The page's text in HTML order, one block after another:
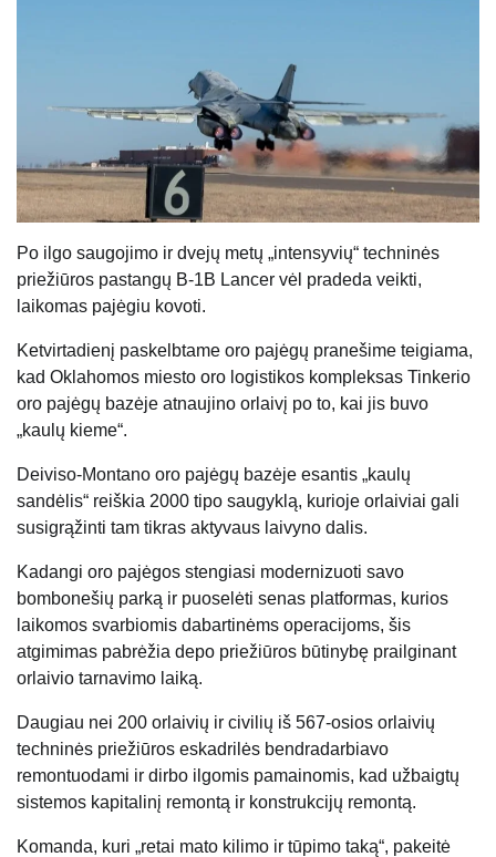
Po ilgo saugojimo ir dvejų metų „intensyvių“ techninės
priežiūros pastangų B-1B Lancer vėl pradeda veikti,
laikomas pajėgiu kovoti.
Ketvirtadienį paskelbtame oro pajėgų pranešime teigiama,
kad Oklahomos miesto oro logistikos kompleksas Tinkerio
oro pajėgų bazėje atnaujino orlaivį po to, kai jis buvo
„kaulų kieme“.
Deiviso-Montano oro pajėgų bazėje esantis „kaulų
sandėlis“ reiškia 2000 tipo saugyklą, kurioje orlaiviai gali
susigrąžinti tam tikras aktyvaus laivyno dalis.
Kadangi oro pajėgos stengiasi modernizuoti savo
bombonešių parką ir puoselėti senas platformas, kurios
laikomos svarbiomis dabartinėms operacijoms, šis
atgimimas pabrėžia depo priežiūros būtinybę prailginant
orlaivio tarnavimo laiką.
Daugiau nei 200 orlaivių ir civilių iš 567-osios orlaivių
techninės priežiūros eskadrilės bendradarbiavo
remontuodami ir dirbo ilgomis pamainomis, kad užbaigtų
sistemos kapitalinį remontą ir konstrukcijų remontą.
Komanda, kuri „retai mato kilimo ir tūpimo taką“, pakeitė